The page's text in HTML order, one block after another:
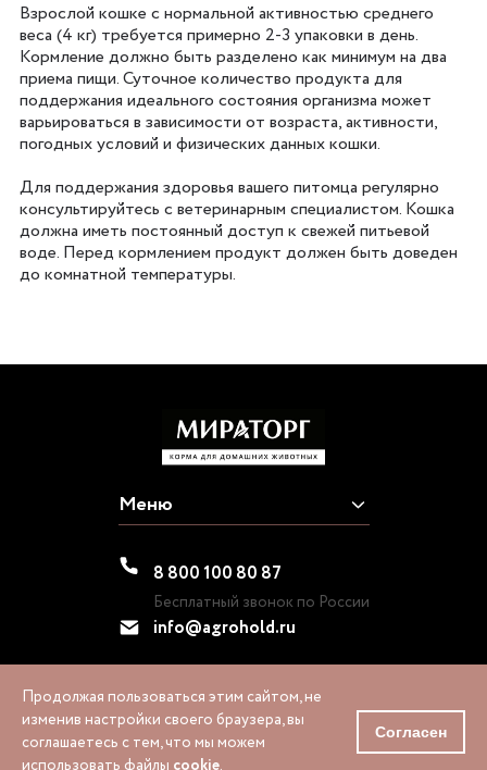
Взрослой кошке с нормальной активностью среднего
веса (4 кг) требуется примерно 2-3 упаковки в день.
Кормление должно быть разделено как минимум на два
приема пищи. Суточное количество продукта для
поддержания идеального состояния организма может
варьироваться в зависимости от возраста, активности,
погодных условий и физических данных кошки.
Для поддержания здоровья вашего питомца регулярно
консультируйтесь с ветеринарным специалистом. Кошка
должна иметь постоянный доступ к свежей питьевой
воде. Перед кормлением продукт должен быть доведен
до комнатной температуры.
Меню
8 800 100 80 87
Бесплатный звонок по России
info@agrohold.ru
1995-2026 © «МИРАТОРГ»
Продолжая пользоваться этим сайтом, не
изменив настройки своего браузера, вы
соглашаетесь с тем, что мы можем
использовать файлы cookie.
Согласен